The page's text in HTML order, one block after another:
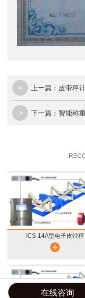
< 上一篇： 皮带秤
> 下一篇： 智能称
ICS-14A型电子皮带秤
在线咨询